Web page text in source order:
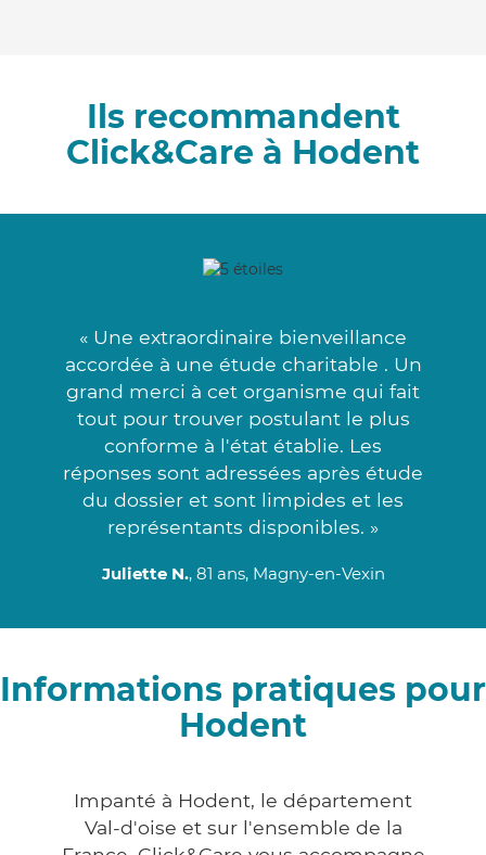
Ils recommandent
Click&Care à Hodent
« Une extraordinaire bienveillance
accordée à une étude charitable . Un
grand merci à cet organisme qui fait
tout pour trouver postulant le plus
conforme à l'état établie. Les
réponses sont adressées après étude
du dossier et sont limpides et les
représentants disponibles. »
Juliette N., 81 ans, Magny-en-Vexin
Informations pratiques pour
Hodent
Impanté à Hodent, le département
Val-d'oise et sur l'ensemble de la